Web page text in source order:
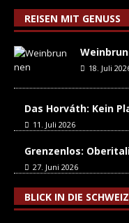
REISEN MIT GENUSS
18. Juli
Das Horváth: Kein
11. Juli 2026
Grenzenlos:
27. Juni 2026
BLICK IN DIE SCHWEIZ